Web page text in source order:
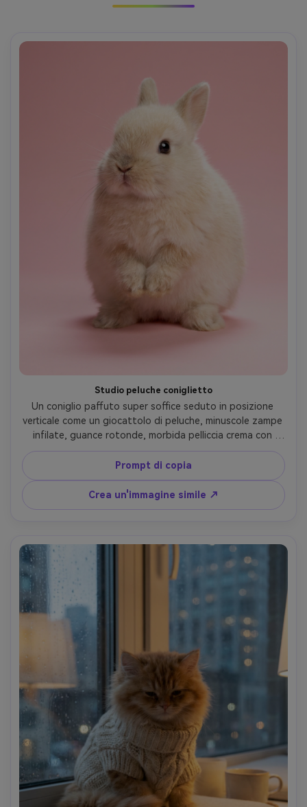
Studio peluche coniglietto
Un coniglio paffuto super soffice seduto in posizione
verticale come un giocattolo di peluche, minuscole zampe
infilate, guance rotonde, morbida pelliccia crema con
texture sottile, sfondo rosa pastello senza soluzione di
continuità, grande illuminazione softbox con delicata
ombra sotto il corpo, scattato su Canon EOS R5 con
85mm f/1.8, primo piano a livello degli occhi, baffi affilati e
luci lucidi, ultra fotorealistico, pulito ritratto editoriale di
Prompt di copia
Crea un'immagine simile ↗